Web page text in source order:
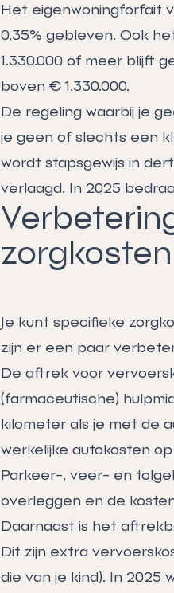
Het eigenwoningforfait
0,35% gebleven. Ook
1.330.000 of meer blijft
boven € 1.330.000.
De regeling waarbij je
je geen of slechts een
wordt stapsgewijs in
verlaagd. In 2025
zorgkosten
Je kunt specifieke
zijn er een paar
De aftrek voor
(farmaceutische)
kilometer als je met de
werkelijke autokosten
Parkeer-, veer- en
overleggen en de
Daarnaast is het
Dit zijn extra
die van je kind). In